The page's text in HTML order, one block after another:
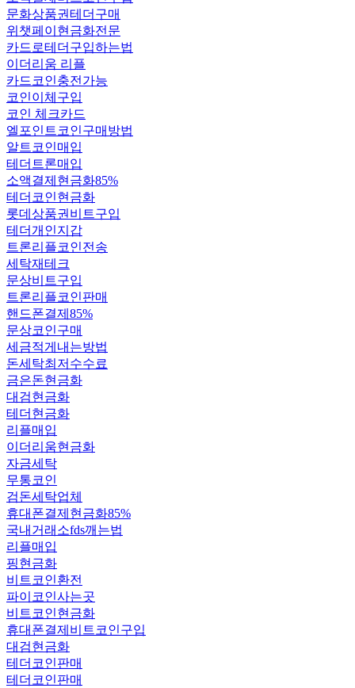
문화상품권테더구매
위챗페이현금화전문
카드로테더구입하는법
이더리움 리플
카드코인충전가능
코인이체구입
코인 체크카드
엘포인트코인구매방법
알트코인매입
테더트론매입
소액결제현금화85%
테더코인현금화
롯데상품권비트구입
테더개인지갑
트론리플코인전송
세탁재테크
문상비트구입
트론리플코인판매
핸드폰결제85%
문상코인구매
세금적게내는방법
돈세탁최저수수료
금은돈현금화
대검현금화
테더현금화
리플매입
이더리움현금화
자금세탁
무통코인
검돈세탁업체
휴대폰결제현금화85%
국내거래소fds깨는법
리플매입
핑현금화
비트코인환전
파이코인사는곳
비트코인현금화
휴대폰결제비트코인구입
대검현금화
테더코인판매
테더코인판매